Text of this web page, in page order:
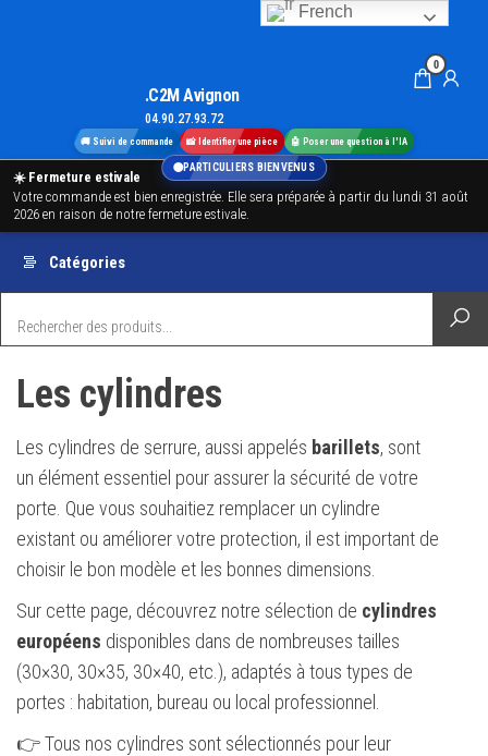
.C2M Avignon
04.90.27.93.72
0
🚚 Suivi de commande 📸 Identifier une pièce 🤖 Poser une question à l'IA
☀️ Fermeture estivale
Votre commande est bien enregistrée. Elle sera préparée à partir du lundi 31 août
2026 en raison de notre fermeture estivale.
Catégories
Les cylindres
Les cylindres de serrure, aussi appelés barillets, sont
un élément essentiel pour assurer la sécurité de votre
porte. Que vous souhaitiez remplacer un cylindre
existant ou améliorer votre protection, il est important de
choisir le bon modèle et les bonnes dimensions.
Sur cette page, découvrez notre sélection de cylindres
européens disponibles dans de nombreuses tailles
(30×30, 30×35, 30×40, etc.), adaptés à tous types de
portes : habitation, bureau ou local professionnel.
👉 Tous nos cylindres sont sélectionnés pour leur
French
PARTICULIERS BIENVENUS